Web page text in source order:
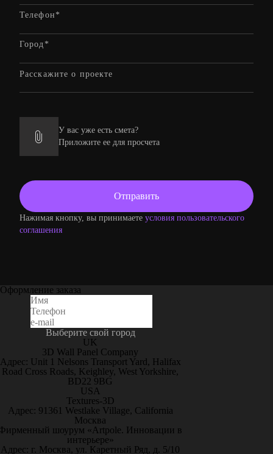
У вас уже есть смета?
Приложите ее для просчета
Нажимая кнопку, вы принимаете условия пользовательского
соглашения
Оформление заказа
Выберите свой город
UK
3D Wall Panel Company
Адрес: Unit 1 Nelsons Transport Yard, Halifax
Road Cross Roads, Keighley, West Yorkshire,
BD22 9BG
USA
Textures-3D
Адрес: 91361 Westlake Village, California
Москва
шоурум «Artpole. Инновации в
интерьере»
Адрес: г. Москва, ул. Каретный Ряд, д. 5/10